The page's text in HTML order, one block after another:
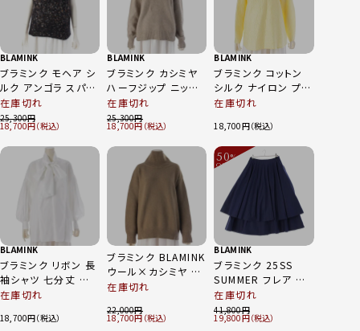
BLAMINK
ブラミンク モヘア シ
ルク アンゴラ スパン
コール ノースリーブ
ニット セーター トッ
プス 7918 230
0075 ブラック 38
在庫切れ
25,300
18,700
BLAMINK
ブラミンク カシミヤ
ハーフジップ ニット
セーター トップス
7913 106 0226 グ
レージュ 36
在庫切れ
25,300
18,700
BLAMINK
ブラミンク コットン
シルク ナイロン プル
オーバーブラウス
イトイエロー 36
在庫切れ
18,700
BLAMINK
ブラミンク リボン 長
袖シャツ 七分丈 ロ
ング ブラウス シャツ
ワイト 38
在庫切れ
18,700
ブラミンク BLAMINK
ウール×カシミヤ タ
ートルネック ニット
在庫切れ
22,000
18,700
50%
OFF
BLAMINK
ブラミンク 25SS
SUMMER フレア サ
ーキュラー コットン
スカート 7924-230-
0428 ネイビー 38
在庫切れ
41,800
19,800